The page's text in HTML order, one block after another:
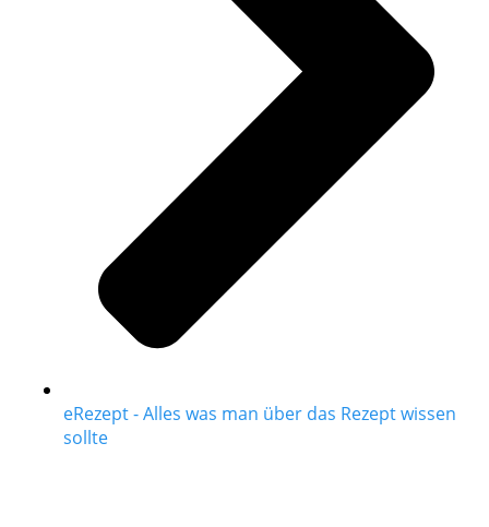
eRezept - Alles was man über das Rezept wissen
sollte